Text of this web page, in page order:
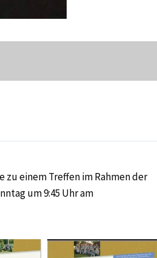
einem Treffen im Rahmen der
um 9:45 Uhr am